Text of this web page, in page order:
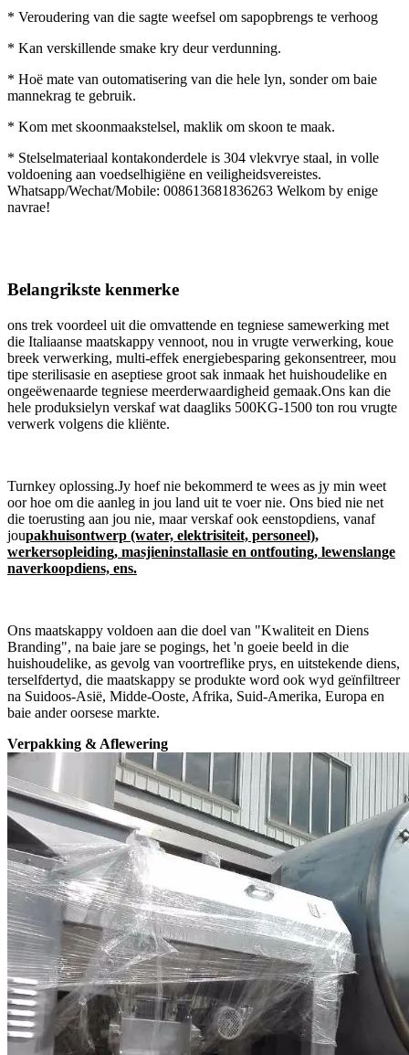
* Veroudering van die sagte weefsel om sapopbrengs te verhoog
* Kan verskillende smake kry deur verdunning.
* Hoë mate van outomatisering van die hele lyn, sonder om baie
mannekrag te gebruik.
* Kom met skoonmaakstelsel, maklik om skoon te maak.
* Stelselmateriaal kontakonderdele is 304 vlekvrye staal, in volle
voldoening aan voedselhigiëne en veiligheidsvereistes.
Whatsapp/Wechat/Mobile: 008613681836263 Welkom by enige
navrae!
Belangrikste kenmerke
ons trek voordeel uit die omvattende en tegniese samewerking met
die Italiaanse maatskappy vennoot, nou in vrugte verwerking, koue
breek verwerking, multi-effek energiebesparing gekonsentreer, mou
tipe sterilisasie en aseptiese groot sak inmaak het huishoudelike en
ongeëwenaarde tegniese meerderwaardigheid gemaak.Ons kan die
hele produksielyn verskaf wat daagliks 500KG-1500 ton rou vrugte
verwerk volgens die kliënte.
Turnkey oplossing.Jy hoef nie bekommerd te wees as jy min weet
oor hoe om die aanleg in jou land uit te voer nie. Ons bied nie net
die toerusting aan jou nie, maar verskaf ook eenstopdiens, vanaf
joupakhuisontwerp (water, elektrisiteit, personeel),
werkersopleiding, masjieninstallasie en ontfouting, lewenslange
naverkoopdiens, ens.
Ons maatskappy voldoen aan die doel van "Kwaliteit en Diens
Branding", na baie jare se pogings, het 'n goeie beeld in die
huishoudelike, as gevolg van voortreflike prys, en uitstekende diens,
terselfdertyd, die maatskappy se produkte word ook wyd geïnfiltreer
na Suidoos-Asië, Midde-Ooste, Afrika, Suid-Amerika, Europa en
baie ander oorsese markte.
Verpakking & Aflewering